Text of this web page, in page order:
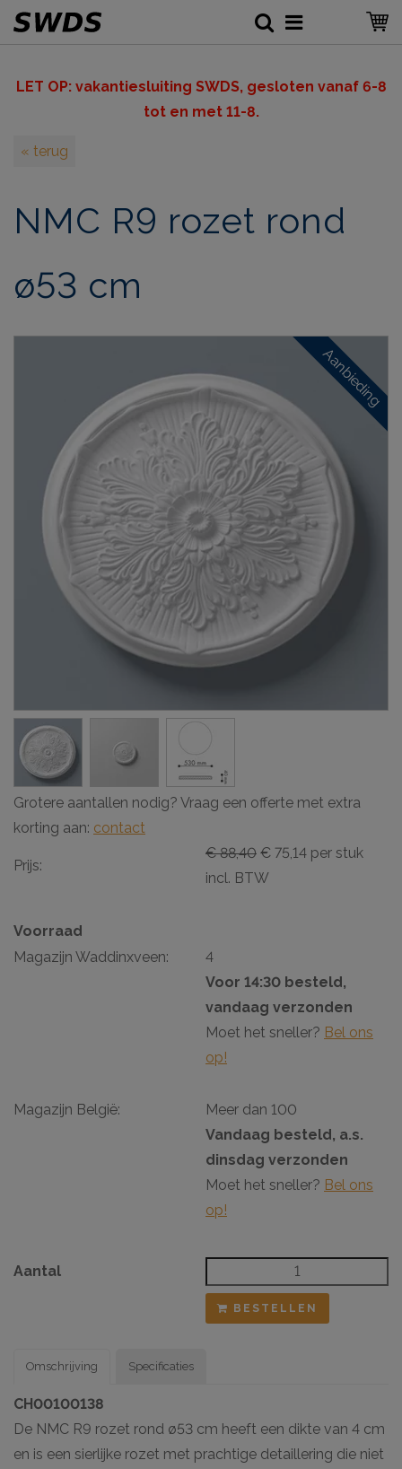
LET OP: vakantiesluiting SWDS, gesloten vanaf 6-8
tot en met 11-8.
« terug
NMC R9 rozet rond
ø53 cm
Aanbieding
Grotere aantallen nodig? Vraag een offerte met extra
korting aan: contact
Prijs:
€ 88,40 € 75,14 per stuk
incl. BTW
Voorraad
Magazijn Waddinxveen:
4
Voor 14:30 besteld,
vandaag verzonden
Moet het sneller? Bel ons
op!
Magazijn België:
Meer dan 100
Vandaag besteld, a.s.
dinsdag verzonden
Moet het sneller? Bel ons
op!
Aantal
BESTELLEN
Omschrijving
CH00100138
De NMC R9 rozet rond ø53 cm heeft een dikte van 4 cm
en is een sierlijke rozet met prachtige detaillering die niet
Specificaties